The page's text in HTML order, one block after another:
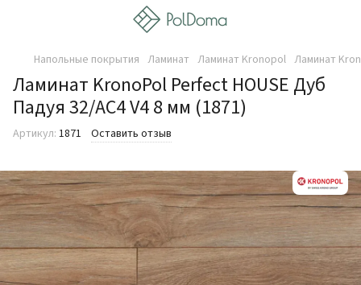
Напольные покрытия Ламинат Ламинат Kronopol Ламинат
Ламинат KronoPol Perfect HOUSE Дуб
Падуя 32/AC4 V4 8 мм (1871)
Артикул: 1871 Оставить отзыв